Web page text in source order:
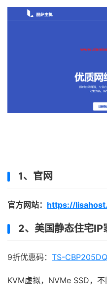
1、官网
官方网站： https://
2、美国静态住宅IP
9折优惠码： TS-
KVM虚拟，NVMe SSD，